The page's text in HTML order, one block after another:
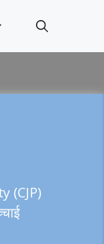
(CJP)